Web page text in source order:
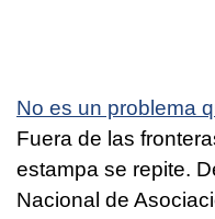
No es un problema
Fuera de las
estampa se repite.
Nacional de